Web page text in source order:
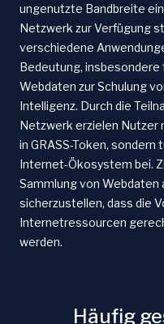
ungenutzte Bandbreite
Netzwerk zur Verfügung
verschiedene
Bedeutung,
Webdaten zur Schulung
Intelligenz. Durch die
Netzwerk erzielen Nutzer
in GRASS-Token,
Internet-Ökosystem bei.
Sammlung von Webdaten
sicherzustellen, dass die
Internetressourcen
werden.
Häufig